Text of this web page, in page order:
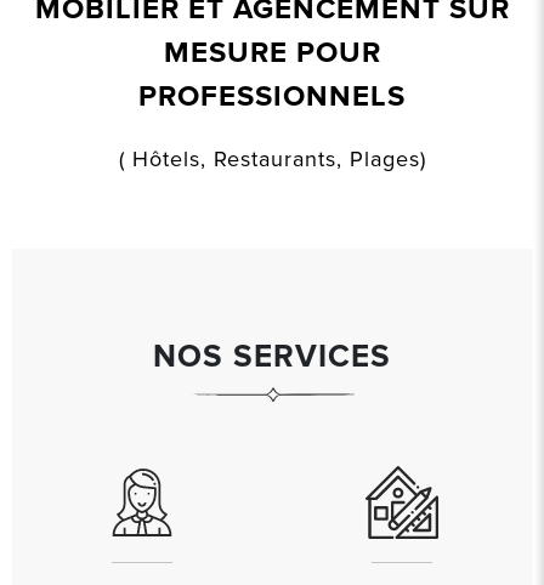
MOBILIER ET AGENCEMENT SUR
MESURE POUR
PROFESSIONNELS
( Hôtels, Restaurants, Plages)
NOS SERVICES